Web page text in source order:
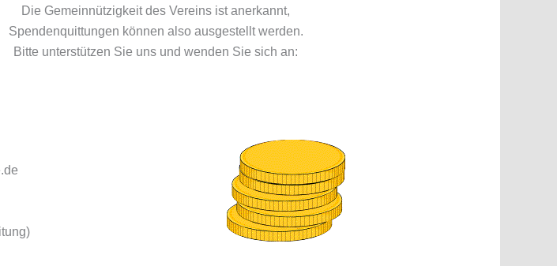
Die Gemeinnützigkeit des Vereins ist anerkannt,
Spendenquittungen können also ausgestellt werden.
Bitte unterstützen Sie uns und wenden Sie sich an: